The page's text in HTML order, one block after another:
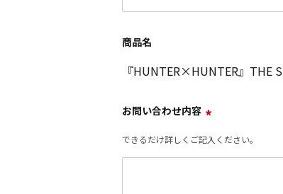
商品名
『HUNTER×HUNTER』THE
お問い合わせ内容 *
できるだけ詳しくご記入ください。